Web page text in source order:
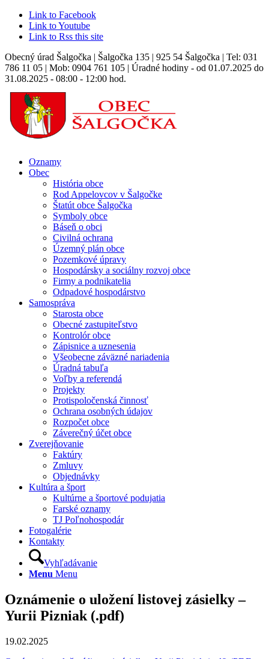
Link to Facebook
Link to Youtube
Link to Rss this site
Obecný úrad Šalgočka | Šalgočka 135 | 925 54 Šalgočka | Tel: 031
786 11 05 | Mob: 0904 761 105 | Úradné hodiny - od 01.07.2025 do
31.08.2025 - 08:00 - 12:00 hod.
Oznamy
Obec
História obce
Rod Appelovcov v Šalgočke
Štatút obce Šalgočka
Symboly obce
Báseň o obci
Civilná ochrana
Územný plán obce
Pozemkové úpravy
Hospodársky a sociálny rozvoj obce
Firmy a podnikatelia
Odpadové hospodárstvo
Samospráva
Starosta obce
Obecné zastupiteľstvo
Kontrolór obce
Zápisnice a uznesenia
Všeobecne záväzné nariadenia
Úradná tabuľa
Voľby a referendá
Projekty
Protispoločenská činnosť
Ochrana osobných údajov
Rozpočet obce
Záverečný účet obce
Zverejňovanie
Faktúry
Zmluvy
Objednávky
Kultúra a šport
Kultúrne a športové podujatia
Farské oznamy
TJ Poľnohospodár
Fotogalérie
Kontakty
Vyhľadávanie
Menu Menu
Oznámenie o uložení listovej zásielky –
Yurii Pizniak (.pdf)
19.02.2025